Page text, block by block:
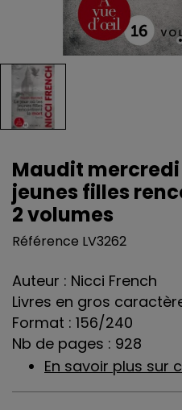
Maudit
jeunes filles
2 volumes
Référence LV3262
Auteur : Nicci French
Livres en gros
Format : 156/240
Nb de pages : 928
En savoir plus sur